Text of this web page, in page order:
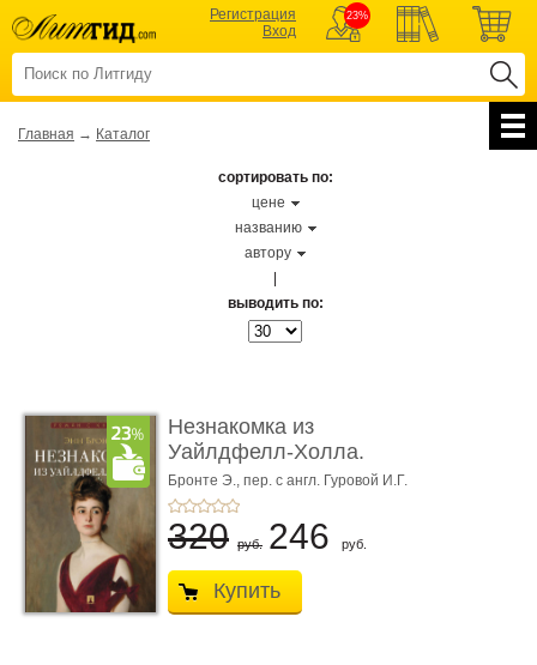
Регистрация
Вход
23%
Главная → Каталог
сортировать по:
цене
названию
автору
выводить по:
Незнакомка из
Уайлдфелл-Холла.
Роман (Серия «Р� ...
Бронте Э., пер. с англ. Гуровой И.Г.
320 руб. 246 руб.
Купить